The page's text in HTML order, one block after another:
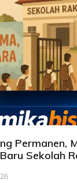
Permanen,
Sekolah